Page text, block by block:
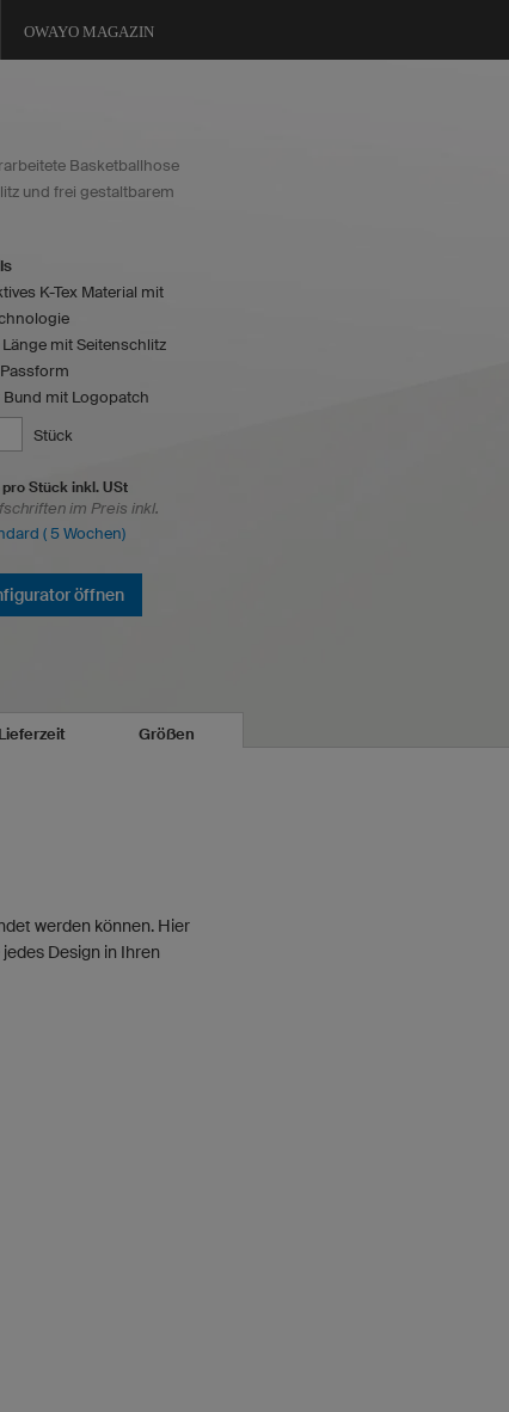
OWAYO MAGAZIN
Basketballhose
und frei gestaltbarem
K-Tex Material mit
mit Seitenschlitz
Bund mit Logopatch
Stück
pro Stück inkl. USt
im Preis inkl.
( 5 Wochen)
öffnen
Größen
werden können. Hier
Design in Ihren